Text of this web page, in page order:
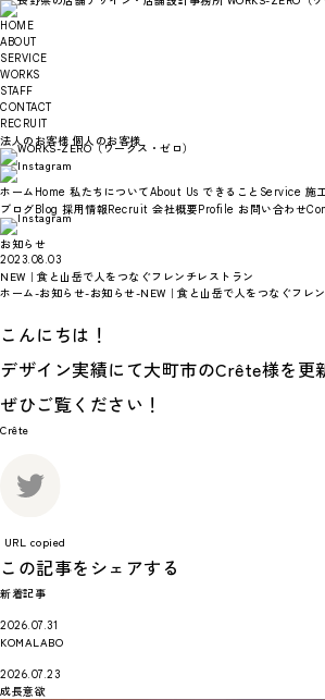
HOME
ABOUT
SERVICE
WORKS
STAFF
CONTACT
RECRUIT
法人のお客様 個人のお客様
ホーム Home 私たちについてAbout Us できること Service 施
ブログBlog 採用情報Recruit 会社概要Profile お問い合わせ
お知らせ
2023.08.03
NEW｜食と山岳で人をつなぐフレンチレストラン
ホーム-お知らせ-お知らせ-NEW｜食と山岳で人をつなぐフレ
こんにちは！
デザイン実績にて大町市のCrête様を更
ぜひご覧ください！
Crête
URL copied
この記事をシェアする
新着記事
2026.07.31
KOMALABO
2026.07.23
成長意欲